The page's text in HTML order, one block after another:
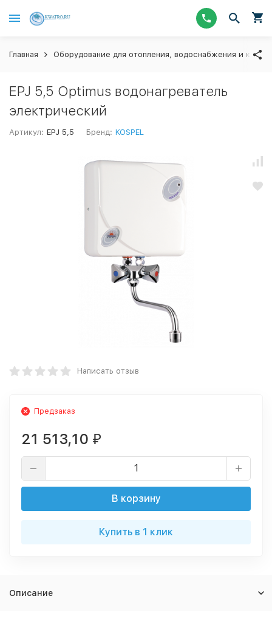
Главная Оборудование для отопления, водоснабжения и
EPJ 5,5 Optimus водонагреватель
электрический
Артикул: EPJ 5,5 Бренд: KOSPEL
Написать отзыв
Предзаказ
21 513,10 ₽
В корзину
Купить в 1 клик
Описание